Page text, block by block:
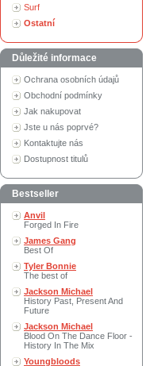
Surf
Ostatní
Důležité informace
Ochrana osobních údajů
Obchodní podmínky
Jak nakupovat
Jste u nás poprvé?
Kontaktujte nás
Dostupnost titulů
Bestseller
Anvil
Forged In Fire
James Gang
Best Of
Tyler Bonnie
The best of
Jackson Michael
History Past, Present And
Future
Jackson Michael
Blood On The Dance Floor -
History In The Mix
Youngbloods